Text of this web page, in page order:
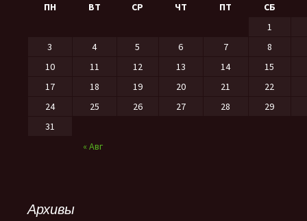
ПН
ВТ СР ЧТ ПТ СБ
« Авг
1
3
4 5 6 7
8
10
11 12 13 14
15
17
18 19 20 21
22
24
25 26 27 28
29
31
Архивы